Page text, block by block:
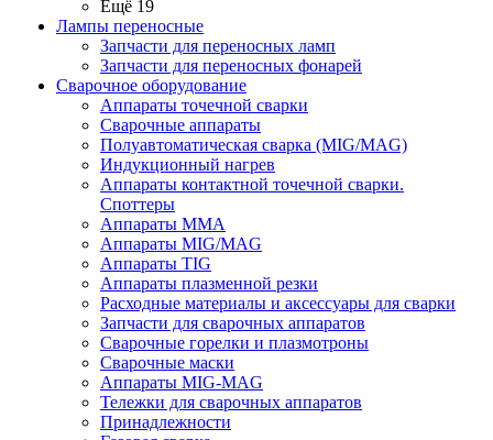
Ещё 19
Лампы переносные
Запчасти для переносных ламп
Запчасти для переносных фонарей
Сварочное оборудование
Аппараты точечной сварки
Сварочные аппараты
Полуавтоматическая сварка (MIG/MAG)
Индукционный нагрев
Аппараты контактной точечной сварки.
Споттеры
Аппараты MMA
Аппараты MIG/MAG
Аппараты TIG
Аппараты плазменной резки
Расходные материалы и аксессуары для сварки
Запчасти для сварочных аппаратов
Сварочные горелки и плазмотроны
Сварочные маски
Аппараты MIG-MAG
Тележки для сварочных аппаратов
Принадлежности